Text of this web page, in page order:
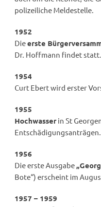
polizeiliche Meldestelle.
1952
Dieerste
Dr. Hoffmann findet statt.
1954
Curt Ebert wird erster
1955
Hochwasser in St
Entschädigungsanträgen.
1956
Die erste Ausgabe
Bote“) erscheint im
1957 – 1959